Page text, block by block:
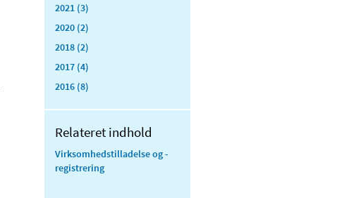
2021 (3)
2020 (2)
2018 (2)
2017 (4)
2016 (8)
Relateret indhold
Virksomheds­tilladelse og -
registrering